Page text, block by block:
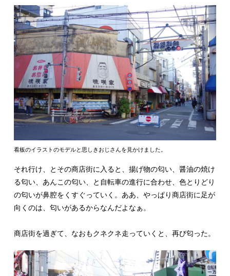
看板のイラストのモデルと思しきおじさんを見かけました。
それ行け、とその商店街に入ると、揚げ物の匂い、醤油の焼け
る匂い、あんこの匂い、と自転車の進行に合わせ、色とりどり
の匂いが鼻腔をくすぐっていく。ああ、やっぱり商店街に足が
向くのは、匂いがあるからなんだよなぁ。
商店街を過ぎて、なおもクネクネ走っていくと、再び匂った。